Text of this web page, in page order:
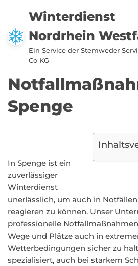
Zum
Inhalt
springen
Winterdienst
Nordrhein
Ein Service der Stemweder
Co KG
Spenge
In Spenge ist ein
zuverlässiger
Winterdienst
unerlässlich, um auch in
reagieren zu können. Unser
professionelle
Wege und Plätze auch in
Wetterbedingungen sicher zu
spezialisiert, auch bei starkem